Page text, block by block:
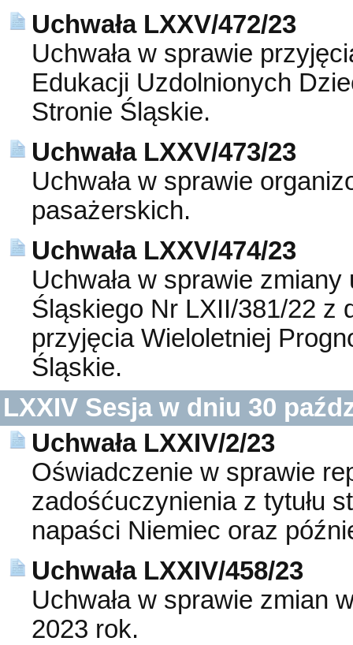
Uchwała LXXV/472/23
Uchwała w sprawie
Edukacji Uzdolnionych
Stronie Śląskie.
Uchwała LXXV/473/23
Uchwała w sprawie
pasażerskich.
Uchwała LXXV/474/23
Uchwała w sprawie
Śląskiego Nr LXII/381/22 z
przyjęcia Wieloletniej
Śląskie.
LXXIV Sesja w dniu 30
Uchwała LXXIV/2/23
Oświadczenie w sprawie
zadośćuczynienia z tytułu
napaści Niemiec oraz
Uchwała LXXIV/458/23
Uchwała w sprawie zmian
2023 rok.